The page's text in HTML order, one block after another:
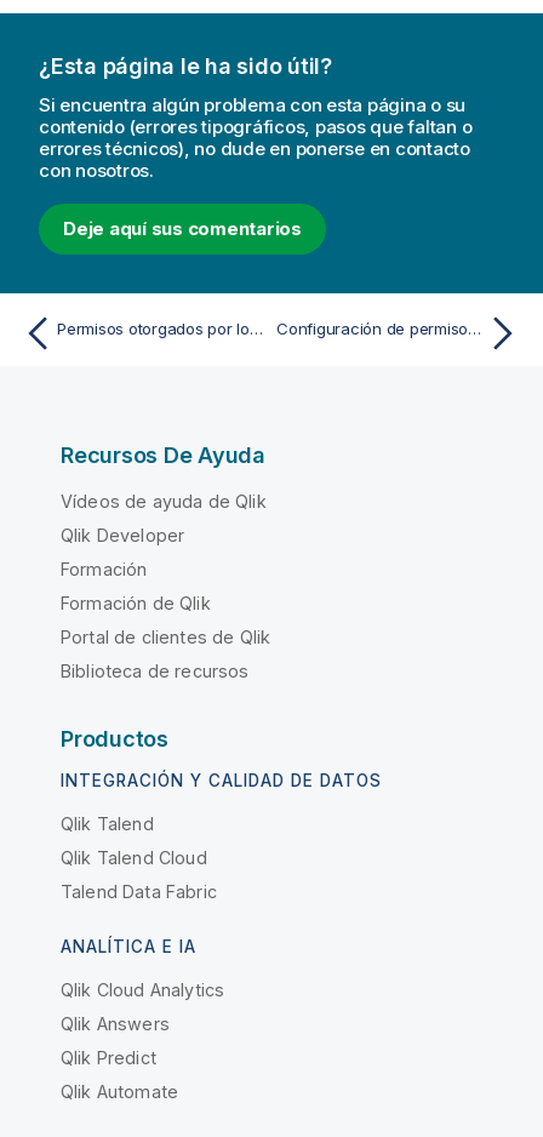
¿Esta página le ha sido útil?
Si encuentra algún problema con esta página o su
contenido (errores tipográficos, pasos que faltan o
errores técnicos), no dude en ponerse en contacto
con nosotros.
Deje aquí sus comentarios
Permisos otorgados por los roles de seguridad Configuración de permisos para tablas de anotaciones
Recursos De Ayuda
Vídeos de ayuda de Qlik
Qlik Developer
Formación
Formación de Qlik
Portal de clientes de Qlik
Biblioteca de recursos
Productos
INTEGRACIÓN Y CALIDAD DE DATOS
Qlik Talend
Qlik Talend Cloud
Talend Data Fabric
ANALÍTICA E IA
Qlik Cloud Analytics
Qlik Answers
Qlik Predict
Qlik Automate